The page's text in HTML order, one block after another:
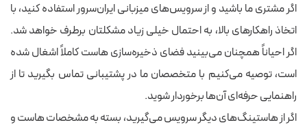
اگر مشتری ما باشید و از سرویس‌های میزبانی ایران‌سرور استفاده کنید، با
اتخاذ راهکارهای بالا، به احتمال خیلی زیاد مشکلتان برطرف خواهد شد.
اگر احیاناً همچنان می‌بینید فضای ذخیره‌سازی هاست کاملاً اشغال شده
است، توصیه می‌کنیم با متخصصان ما در پشتیبانی تماس بگیرید تا از
راهنمایی حرفه‌ای آن‌ها برخوردار شوید.
اگر از هاستینگ‌های دیگر سرویس می‌گیرید، بسته به مشخصات هاست و